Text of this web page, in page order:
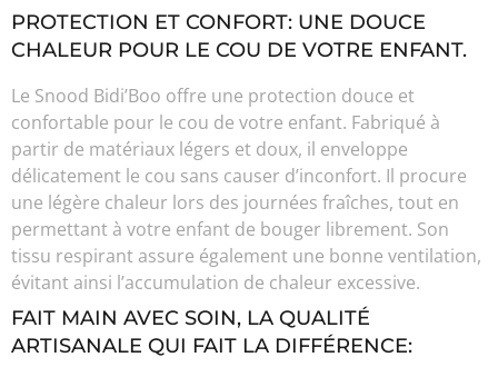
PROTECTION ET CONFORT: UNE DOUCE
CHALEUR POUR LE COU DE VOTRE ENFANT.
Le Snood Bidi’Boo offre une protection douce et
confortable pour le cou de votre enfant. Fabriqué à
partir de matériaux légers et doux, il enveloppe
délicatement le cou sans causer d’inconfort. Il procure
une légère chaleur lors des journées fraîches, tout en
permettant à votre enfant de bouger librement. Son
tissu respirant assure également une bonne ventilation,
évitant ainsi l’accumulation de chaleur excessive.
FAIT MAIN AVEC SOIN, LA QUALITÉ
ARTISANALE QUI FAIT LA DIFFÉRENCE: